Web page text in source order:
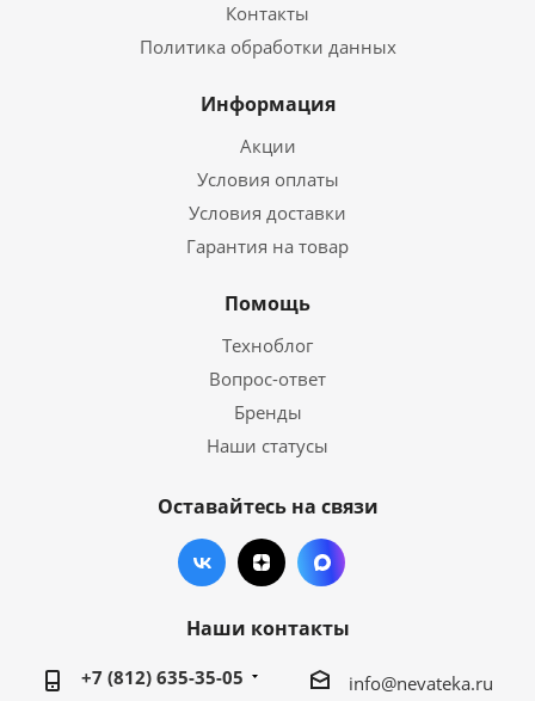
Контакты
Политика обработки данных
Информация
Акции
Условия оплаты
Условия доставки
Гарантия на товар
Помощь
Техноблог
Вопрос-ответ
Бренды
Наши статусы
Оставайтесь на связи
Наши контакты
+7 (812) 635-35-05 info@nevateka.ru